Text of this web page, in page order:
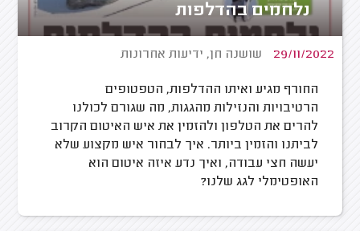
נלחמים בהדלפות
29/11/2022 שושנה חן, ידיעות אחרונות
החורף מגיע ואיתו ההדלפות, הטפטופים
הרטיבויות והנזילות מהגגות, מה שגורם לכולנו
להרים את הטלפון ולהזמין את איש האיטום הקרוב
לביתנו והזמין ביותר. איך לבחור איש מקצוע שלא
יעשה חצי עבודה, ואיך נדע איזה איטום הוא
האופטימלי לגג שלנו?